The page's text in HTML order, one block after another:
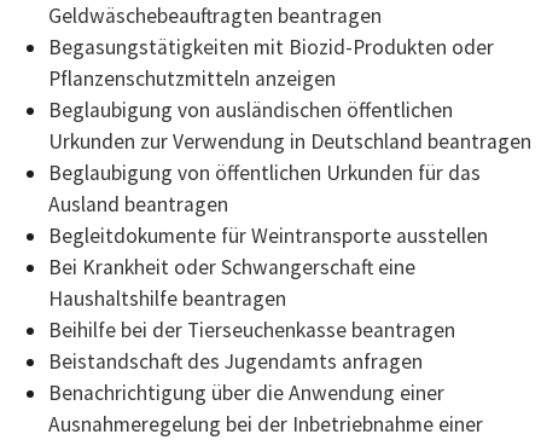
Geldwäschebeauftragten beantragen
Begasungstätigkeiten mit Biozid-Produkten oder
Pflanzenschutzmitteln anzeigen
Beglaubigung von ausländischen öffentlichen
Urkunden zur Verwendung in Deutschland beantragen
Beglaubigung von öffentlichen Urkunden für das
Ausland beantragen
Begleitdokumente für Weintransporte ausstellen
Bei Krankheit oder Schwangerschaft eine
Haushaltshilfe beantragen
Beihilfe bei der Tierseuchenkasse beantragen
Beistandschaft des Jugendamts anfragen
Benachrichtigung über die Anwendung einer
Ausnahmeregelung bei der Inbetriebnahme einer